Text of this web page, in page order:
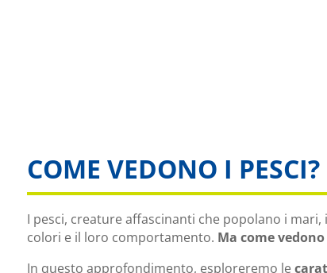
COME VEDONO I PESCI?
I pesci, creature affascinanti che popolano i
colori e il loro comportamento. Ma come vedono
In questo approfondimento, esploreremo le